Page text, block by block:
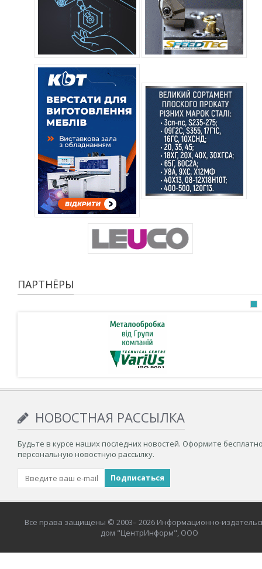
ПАРТНЁРЫ
НОВОСТНАЯ РАССЫЛКА
Будьте в курсе наших последних новостей. Оформите
персональную новостную рассылку.
Все права защищены © 2003– 2026 Информационно-
дом "ЦентрИнформ", ООО